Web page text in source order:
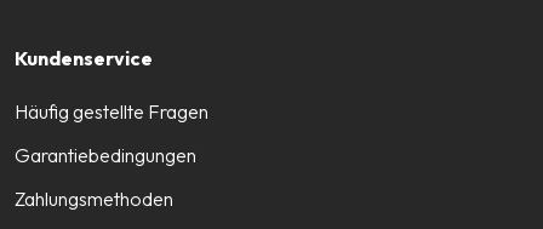
Kundenservice
Häufig gestellte Fragen
Garantiebedingungen
Zahlungsmethoden